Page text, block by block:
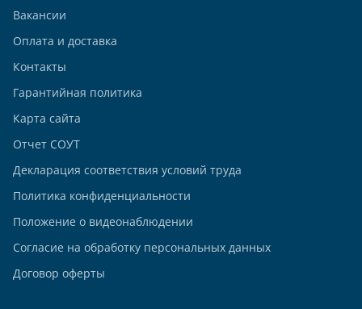
Вакансии
Оплата и доставка
Контакты
Гарантийная политика
Карта сайта
Отчет СОУТ
Декларация соответствия условий труда
Политика конфиденциальности
Положение о видеонаблюдении
Согласие на обработку персональных данных
Договор оферты